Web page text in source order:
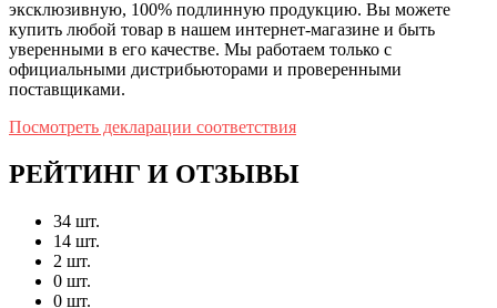
эксклюзивную, 100% подлинную продукцию. Вы можете
купить любой товар в нашем интернет-магазине и быть
уверенными в его качестве. Мы работаем только с
официальными дистрибьюторами и проверенными
поставщиками.
Посмотреть декларации соответствия
РЕЙТИНГ И ОТЗЫВЫ
34 шт.
14 шт.
2 шт.
0 шт.
0 шт.